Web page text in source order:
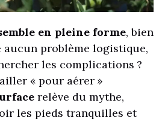
en pleine forme, bien
aucun problème logistique,
les complications ?
« pour aérer »
relève du mythe,
les pieds tranquilles et